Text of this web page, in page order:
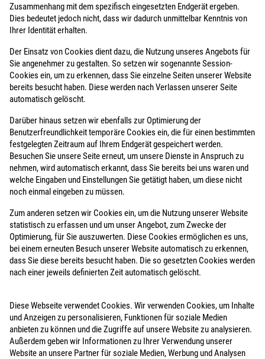
Zusammenhang mit dem spezifisch eingesetzten Endgerät ergeben.
Dies bedeutet jedoch nicht, dass wir dadurch unmittelbar Kenntnis von
Ihrer Identität erhalten.
Der Einsatz von Cookies dient dazu, die Nutzung unseres Angebots für
Sie angenehmer zu gestalten. So setzen wir sogenannte Session-
Cookies ein, um zu erkennen, dass Sie einzelne Seiten unserer Website
bereits besucht haben. Diese werden nach Verlassen unserer Seite
automatisch gelöscht.
Darüber hinaus setzen wir ebenfalls zur Optimierung der
Benutzerfreundlichkeit temporäre Cookies ein, die für einen bestimmten
festgelegten Zeitraum auf Ihrem Endgerät gespeichert werden.
Besuchen Sie unsere Seite erneut, um unsere Dienste in Anspruch zu
nehmen, wird automatisch erkannt, dass Sie bereits bei uns waren und
welche Eingaben und Einstellungen Sie getätigt haben, um diese nicht
noch einmal eingeben zu müssen.
Zum anderen setzen wir Cookies ein, um die Nutzung unserer Website
statistisch zu erfassen und um unser Angebot, zum Zwecke der
Optimierung, für Sie auszuwerten. Diese Cookies ermöglichen es uns,
bei einem erneuten Besuch unserer Website automatisch zu erkennen,
dass Sie diese bereits besucht haben. Die so gesetzten Cookies werden
nach einer jeweils definierten Zeit automatisch gelöscht.
Diese Webseite verwendet Cookies. Wir verwenden Cookies, um Inhalte
und Anzeigen zu personalisieren, Funktionen für soziale Medien
anbieten zu können und die Zugriffe auf unsere Website zu analysieren.
Außerdem geben wir Informationen zu Ihrer Verwendung unserer
Website an unsere Partner für soziale Medien, Werbung und Analysen